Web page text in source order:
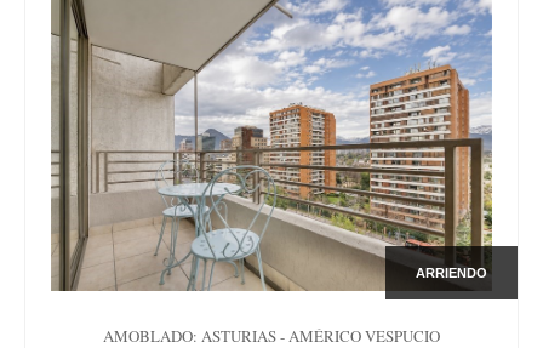
ARRIENDO
AMOBLADO: ASTURIAS - AMÉRICO VESPUCIO